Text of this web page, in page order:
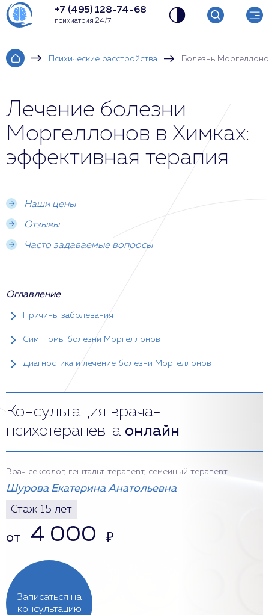
+7 (495) 128-74-68
психиатрия 24/7
Психические расстройства Болезнь
Лечение болезни
Моргеллонов в Химках:
эффективная терапия
Наши цены
Отзывы
Часто задаваемые вопросы
Оглавление
Причины заболевания
Симптомы болезни Моргеллонов
Диагностика и лечение болезни Моргеллонов
Консультация врача-
психотерапевта онлайн
Записаться на
консультацию
Врач сексолог, гештальт-терапевт, семейный терапевт
Шурова Екатерина Анатольевна
Стаж 15 лет
от 4 000 ₽